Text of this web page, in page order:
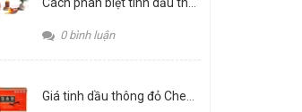
0 bình luận